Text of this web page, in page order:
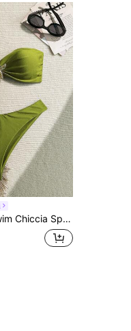
effen glanzende bandeautop met metalen zeesterdecoratie en V-vormig broekje, 2-delige groene bikiniset